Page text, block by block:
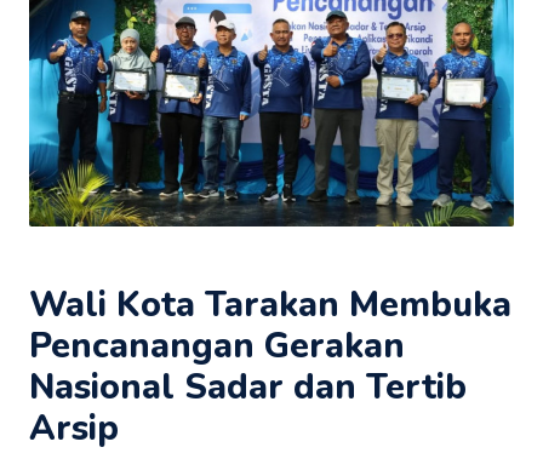
Wali Kota Tarakan Membuka
Pencanangan Gerakan
Nasional Sadar dan Tertib
Arsip